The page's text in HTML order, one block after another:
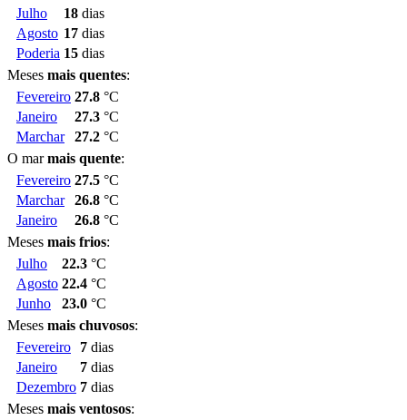
Julho
18 dias
Agosto 17 dias
Poderia 15 dias
Meses mais quentes:
Fevereiro 27.8 °C
Janeiro
27.3 °C
Marchar
27.2 °C
O marmais quente:
Fevereiro 27.5 °C
Marchar
26.8 °C
Janeiro
26.8 °C
Meses mais frios:
Julho
22.3 °C
Agosto 22.4 °C
Junho
23.0 °C
Meses mais chuvosos:
Fevereiro
7 dias
Janeiro
7 dias
Dezembro 7 dias
Meses mais ventosos: